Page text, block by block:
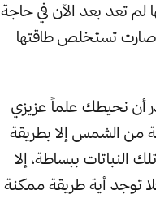
لم تعد بعد الآن في حاجة
صارت تستخلص طاقتها
أن نحيطك علماً عزيزي
من الشمس إلا بطريقة
النباتات ببساطة، إلا
توجد أية طريقة ممكنة